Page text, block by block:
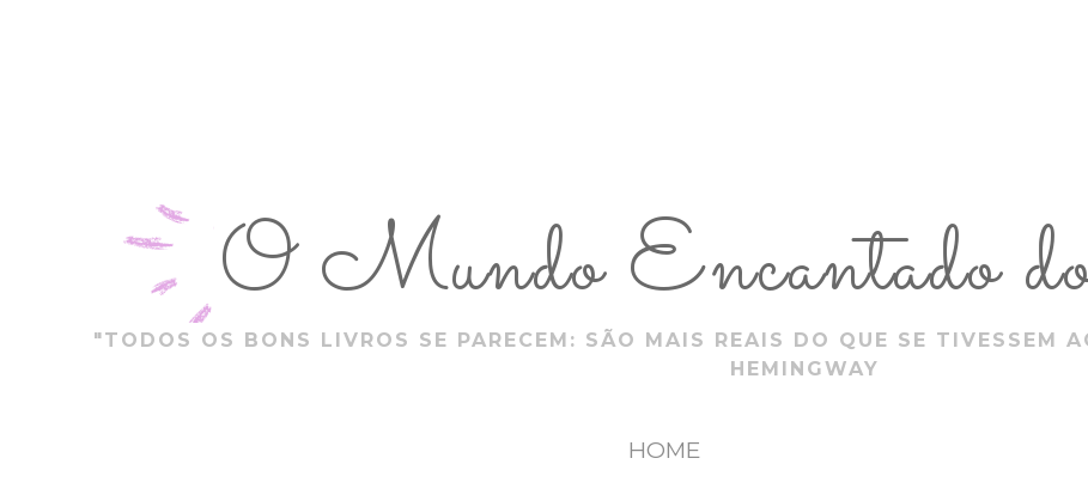
O Mundo Encantado
"TODOS OS BONS LIVROS SE PARECEM: SÃO MAIS REAIS DO QUE SE TIVESSEM
HEMINGWAY
HOME